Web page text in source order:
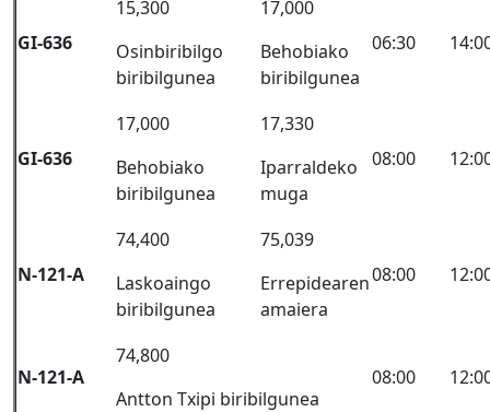
GI-636
15,300
Osinbiribilgo
biribilgunea
17,000
Behobiako
biribilgunea
06:30
GI-636
17,000
Behobiako
biribilgunea
17,330
Iparraldeko
muga
08:00
N-121-A
74,400
Laskoaingo
biribilgunea
75,039
Errepidearen
amaiera
08:00
N-121-A
74,800
Antton Txipi biribilgunea
08:00